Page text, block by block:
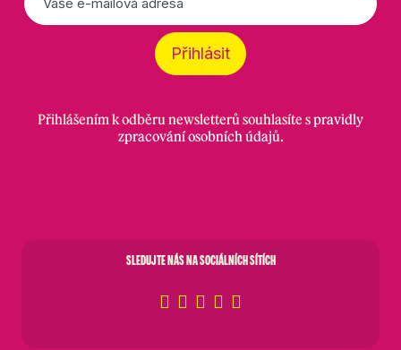
mail
Přihlásit
Přihlášením k odběru newsletterů souhlasíte spravidly
zpracování osobních údajů.
SLEDUJTE NÁS NA SOCIÁLNÍCH SÍTÍCH